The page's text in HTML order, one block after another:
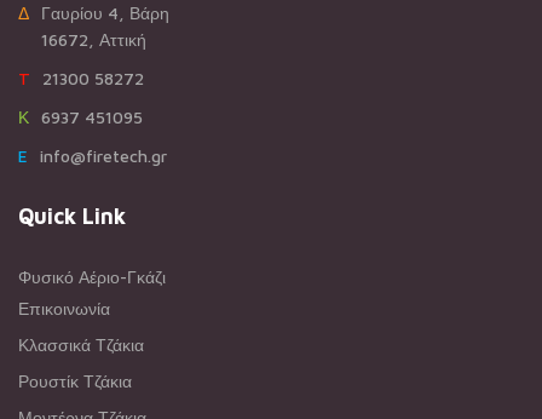
ΔΓαυρίου 4, Βάρη
16672, Αττική
T21300 58272
Κ6937 451095
Einfo@firetech.gr
Quick Link
Φυσικό Αέριο-Γκάζι
Επικοινωνία
Κλασσικά Τζάκια
Ρουστίκ Τζάκια